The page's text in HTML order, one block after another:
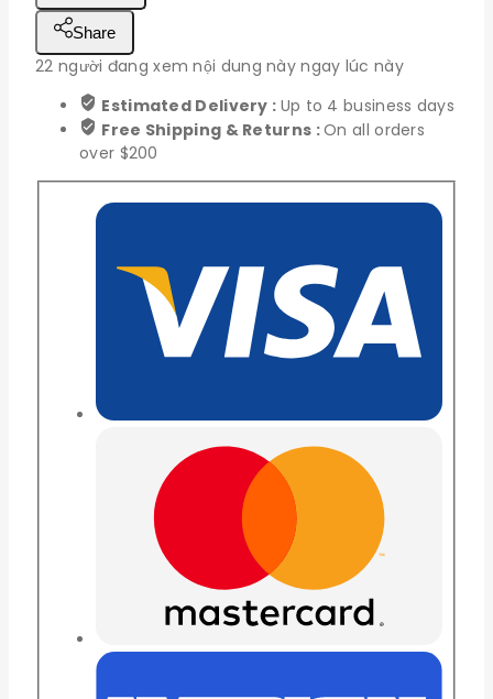
8MHz
lượng
Share
22 người đang xem nội dung này ngay lúc này
Estimated Delivery : Up to 4 business days
Free Shipping & Returns :On all orders
over $200